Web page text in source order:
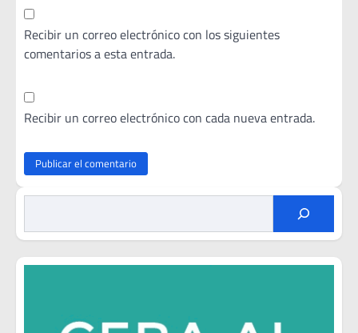
Recibir un correo electrónico con los siguientes
comentarios a esta entrada.
Recibir un correo electrónico con cada nueva entrada.